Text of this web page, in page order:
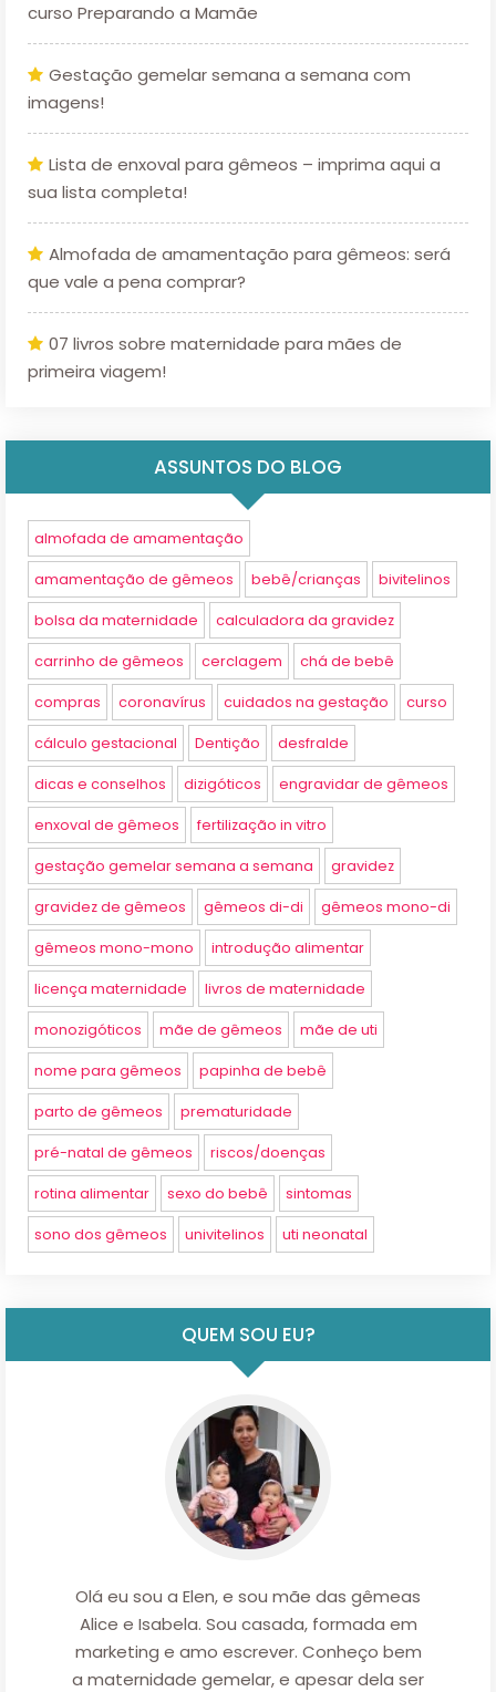
curso Preparando a Mamãe
Gestação gemelar semana a semana com
imagens!
Lista de enxoval para gêmeos – imprima aqui a
sua lista completa!
Almofada de amamentação para gêmeos: será
que vale a pena comprar?
07 livros sobre maternidade para mães de
primeira viagem!
ASSUNTOS DO BLOG
almofada de amamentação
amamentação de gêmeos bebê/crianças bivitelinos
bolsa da maternidade calculadora da gravidez
carrinho de gêmeos cerclagem chá de bebê
compras coronavírus cuidados na gestação curso
cálculo gestacional Dentição desfralde
dicas e conselhos dizigóticos engravidar de gêmeos
enxoval de gêmeos fertilização in vitro
gestação gemelar semana a semana gravidez
gravidez de gêmeos gêmeos di-di gêmeos mono-di
gêmeos mono-mono introdução alimentar
licença maternidade livros de maternidade
monozigóticos mãe de gêmeos mãe de uti
nome para gêmeos papinha de bebê
parto de gêmeos prematuridade
pré-natal de gêmeos riscos/doenças
rotina alimentar sexo do bebê sintomas
sono dos gêmeos univitelinos uti neonatal
QUEM SOU EU?
Olá eu sou a Elen, e sou mãe das gêmeas
Alice e Isabela. Sou casada, formada em
marketing e amo escrever. Conheço bem
a maternidade gemelar, e apesar dela ser